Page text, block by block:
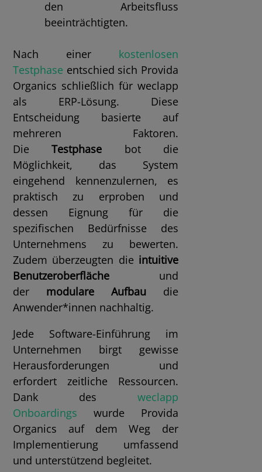
den Arbeitsfluss
beeinträchtigten.
Nach einer kostenlosen
Testphase entschied sich Provida
Organics schließlich für weclapp
als ERP-Lösung. Diese
Entscheidung basierte auf
mehreren Faktoren.
DieTestphase bot die
Möglichkeit, das System
eingehend kennenzulernen, es
praktisch zu erproben und
dessen Eignung für die
spezifischen Bedürfnisse des
Unternehmens zu bewerten.
Zudem überzeugten die intuitive
Benutzeroberfläche und
der modulare Aufbaudie
Anwender*innen nachhaltig.
Jede Software-Einführung im
Unternehmen birgt gewisse
Herausforderungen und
erfordert zeitliche Ressourcen.
Dank des weclapp
Onboardings wurde Provida
Organics auf dem Weg der
Implementierung umfassend
und unterstützend begleitet.